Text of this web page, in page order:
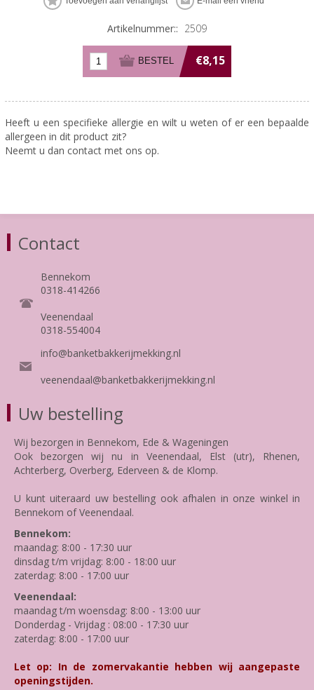
Artikelnummer:: 2509
€8,15
Heeft u een specifieke allergie en wilt u weten of er een bepaalde
allergeen in dit product zit?
Neemt u dan contact met ons op.
Contact
Bennekom
0318-414266
Veenendaal
0318-554004
info@banketbakkerijmekking.nl
veenendaal@banketbakkerijmekking.nl
Uw bestelling
Wij bezorgen in Bennekom, Ede & Wageningen
Ook bezorgen wij nu in Veenendaal, Elst (utr), Rhenen,
Achterberg, Overberg, Ederveen & de Klomp.
U kunt uiteraard uw bestelling ook afhalen in onze winkel in
Bennekom of Veenendaal.
Bennekom:
maandag: 8:00 - 17:30 uur
dinsdag t/m vrijdag: 8:00 - 18:00 uur
zaterdag: 8:00 - 17:00 uur
Veenendaal:
maandag t/m woensdag: 8:00 - 13:00 uur
Donderdag - Vrijdag : 08:00 - 17:30 uur
zaterdag: 8:00 - 17:00 uur
Let op: In de zomervakantie hebben wij aangepaste
openingstijden.